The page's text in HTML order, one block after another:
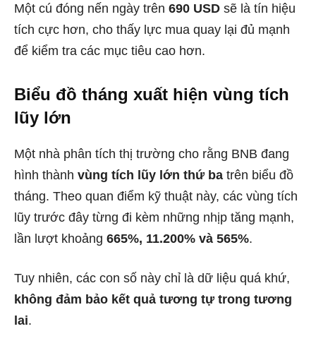
Một cú đóng nến ngày trên 690 USD sẽ là tín hiệu
tích cực hơn, cho thấy lực mua quay lại đủ mạnh
để kiểm tra các mục tiêu cao hơn.
Biểu đồ tháng xuất hiện vùng tích
lũy lớn
Một nhà phân tích thị trường cho rằng BNB đang
hình thành vùng tích lũy lớn thứ ba trên biểu đồ
tháng. Theo quan điểm kỹ thuật này, các vùng tích
lũy trước đây từng đi kèm những nhịp tăng mạnh,
lần lượt khoảng 665%, 11.200% và 565%.
Tuy nhiên, các con số này chỉ là dữ liệu quá khứ,
không đảm bảo kết quả tương tự trong tương
lai.